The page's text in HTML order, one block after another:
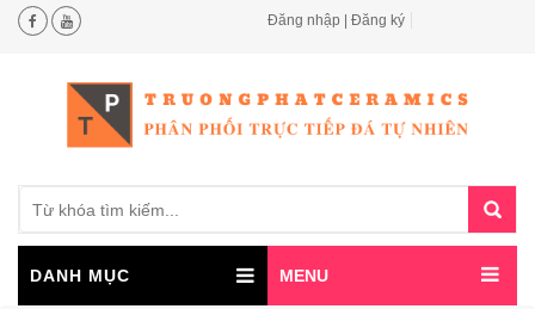
Đăng nhập | Đăng ký
for:
DANH MỤC MENU